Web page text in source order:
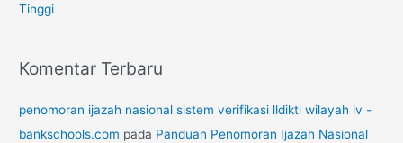
Tinggi
Komentar Terbaru
penomoran ijazah nasional sistem verifikasi lldikti wilayah iv -
bankschools.com pada Panduan Penomoran Ijazah Nasional